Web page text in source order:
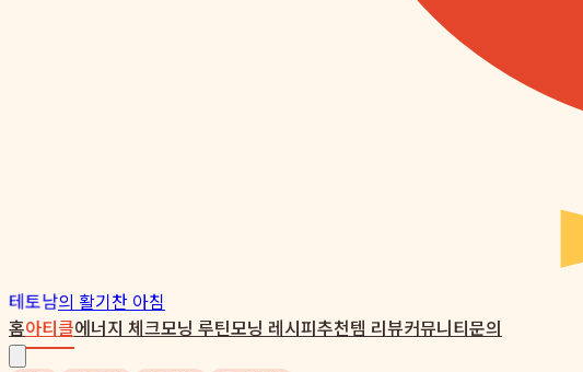
테토남의 활기찬 아침
홈아티클에너지 체크모닝 루틴모닝 레시피추천템 리뷰커뮤니티문의